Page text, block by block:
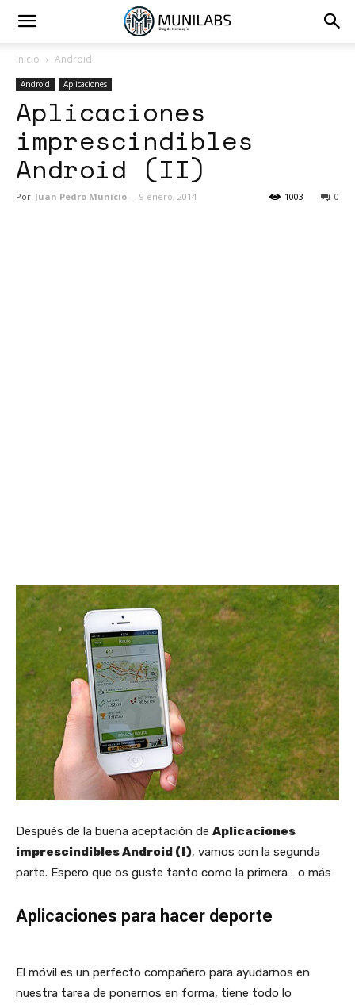
Inicio Android
Android Aplicaciones
Aplicaciones
imprescindibles
Android (II)
Por Juan Pedro Municio - 9 enero, 2014 0
1003
Después de la buena aceptación de Aplicaciones
imprescindibles Android (I), vamos con la segunda
parte. Espero que os guste tanto como la primera… o más
Aplicaciones para hacer deporte
El móvil es un perfecto compañero para ayudarnos en
nuestra tarea de ponernos en forma, tiene todo lo